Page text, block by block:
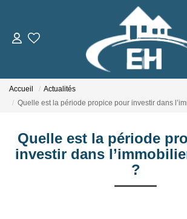
ACHETER
LOUER
Gestion Locative
ESTIMER
Accueil
Actualités
Quelle est la période propice pour investir dans
Quelle est la période
investir dans
?